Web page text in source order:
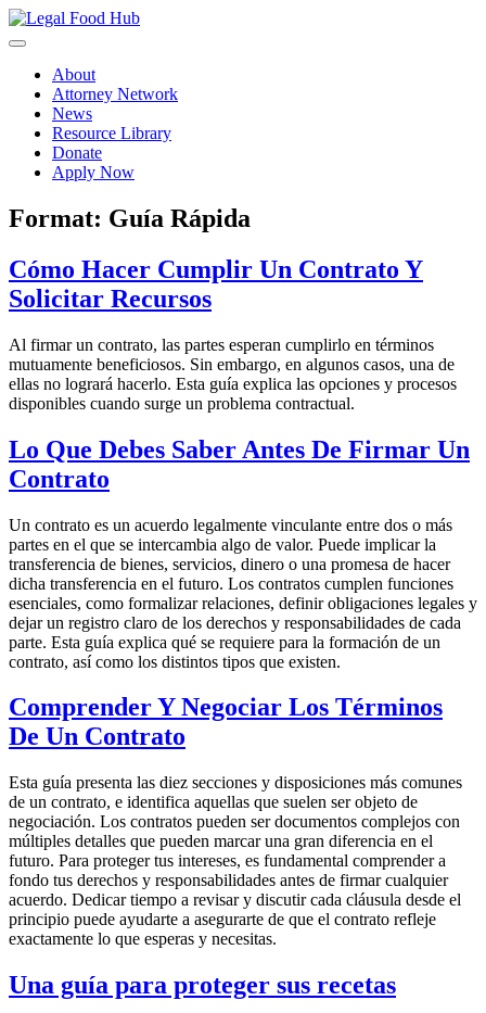
Skip
to
About
Attorney Network
News
Resource Library
Donate
Apply Now
Format: Guía Rápida
Cómo Hacer Cumplir Un Contrato Y
Solicitar Recursos
Al firmar un contrato, las partes esperan cumplirlo en términos
mutuamente beneficiosos. Sin embargo, en algunos casos, una de
ellas no logrará hacerlo. Esta guía explica las opciones y procesos
disponibles cuando surge un problema contractual.
Lo Que Debes Saber Antes De Firmar Un
Contrato
Un contrato es un acuerdo legalmente vinculante entre dos o más
partes en el que se intercambia algo de valor. Puede implicar la
transferencia de bienes, servicios, dinero o una promesa de hacer
dicha transferencia en el futuro. Los contratos cumplen funciones
esenciales, como formalizar relaciones, definir obligaciones legales y
dejar un registro claro de los derechos y responsabilidades de cada
parte. Esta guía explica qué se requiere para la formación de un
contrato, así como los distintos tipos que existen.
Comprender Y Negociar Los Términos
De Un Contrato
Esta guía presenta las diez secciones y disposiciones más comunes
de un contrato, e identifica aquellas que suelen ser objeto de
negociación. Los contratos pueden ser documentos complejos con
múltiples detalles que pueden marcar una gran diferencia en el
futuro. Para proteger tus intereses, es fundamental comprender a
fondo tus derechos y responsabilidades antes de firmar cualquier
acuerdo. Dedicar tiempo a revisar y discutir cada cláusula desde el
principio puede ayudarte a asegurarte de que el contrato refleje
exactamente lo que esperas y necesitas.
Una guía para proteger sus recetas